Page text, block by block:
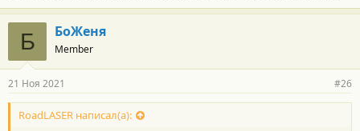
Б БоЖеня
Member
21 Ноя 2021 #26
RoadLASER написал(а):